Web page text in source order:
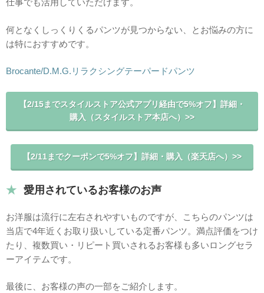
仕事でも活用していただけます。
何となくしっくりくるパンツが見つからない、とお悩みの方に
は特におすすめです。
Brocante/D.M.G.リラクシングテーパードパンツ
【2/15までスタイルストア公式アプリ経由で5%オフ】詳細・
購入（スタイルストア本店へ）>>
【2/11までクーポンで5%オフ】詳細・購入（楽天店へ）>>
愛用されているお客様のお声
お洋服は流行に左右されやすいものですが、こちらのパンツは
当店で4年近くお取り扱いしている定番パンツ。満点評価をつけ
たり、複数買い・リピート買いされるお客様も多いロングセラ
ーアイテムです。
最後に、お客様の声の一部をご紹介します。